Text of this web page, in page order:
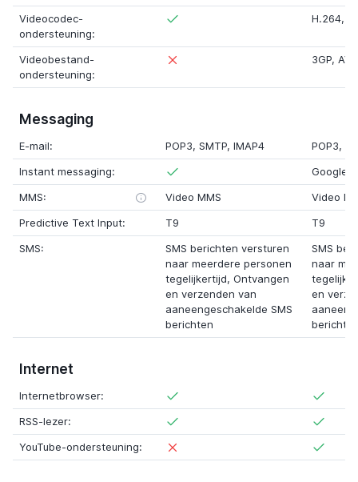
Videocodec-
ondersteuning:
H.264,
Videobestand-
ondersteuning:
3GP, AVI
Messaging
E-mail: POP3, SMTP, IMAP4 POP3,
Instant messaging:
Google
MMS:
Video MMS
Video
Predictive Text Input:
T9
T9
SMS:
SMS berichten versturen
naar meerdere personen
tegelijkertijd, Ontvangen
en verzenden van
aaneengeschakelde SMS
berichten
SMS
naar
en
Internet
Internetbrowser:
RSS-lezer:
YouTube-ondersteuning: